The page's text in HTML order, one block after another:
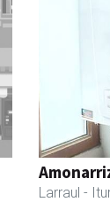
Larraul -